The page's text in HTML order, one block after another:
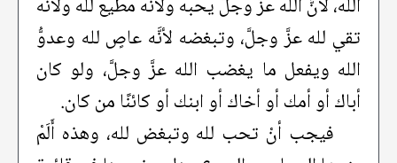
الله، لأنَّ الله عزَّ وجلَّ يحبه ولأنَّه مطيع لله ولأنَّه
تقي لله عزَّ وجلَّ، وتبغضه لأنَّه عاصٍ لله وعدوُّ
الله ويفعل ما يغضب الله عزَّ وجلَّ، ولو كان
أباك أو أمك أو أخاك أو ابنك أو كائنًا من كان.
فيجب أنْ تحب لله وتبغض لله، وهذه أَلَمْ